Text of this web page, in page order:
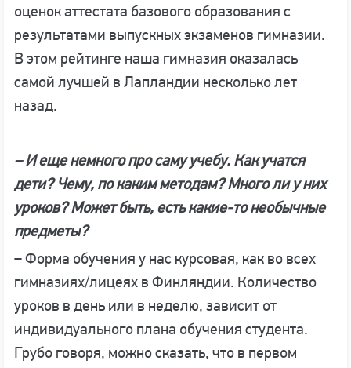
оценок аттестата базового образования с
результатами выпускных экзаменов гимназии.
В этом рейтинге наша гимназия оказалась
самой лучшей в Лапландии несколько лет
назад.
– И еще немного про саму учебу. Как учатся
дети? Чему, по каким методам? Много ли у них
уроков? Может быть, есть какие-то необычные
предметы?
– Форма обучения у нас курсовая, как во всех
гимназиях/лицеях в Финляндии. Количество
уроков в день или в неделю, зависит от
индивидуального плана обучения студента.
Грубо говоря, можно сказать, что в первом